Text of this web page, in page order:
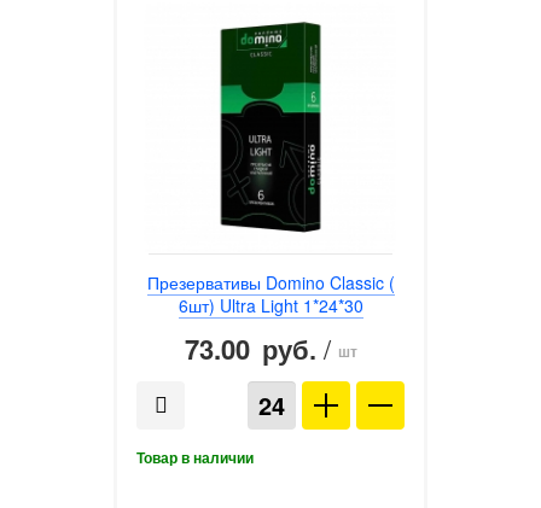
Презервативы Domino Classic (
6шт) Ultra Light 1*24*30
73.00 руб. / шт